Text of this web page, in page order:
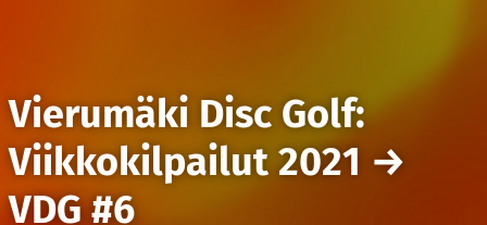
Vierumäki Disc Golf:
Viikkokilpailut 2021 →
VDG #6